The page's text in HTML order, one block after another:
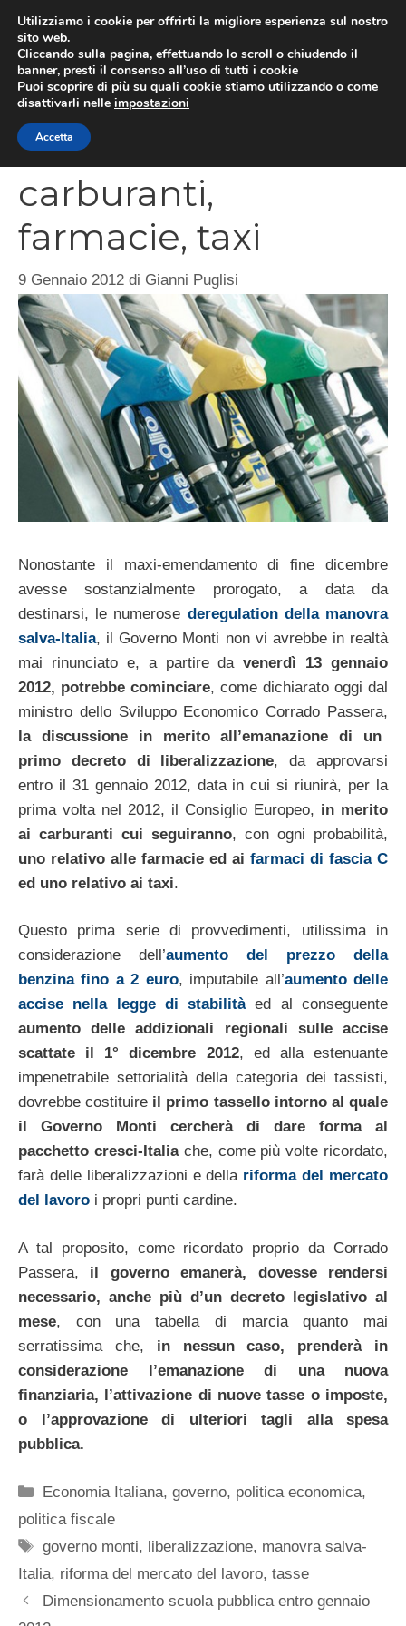
contenuto
Liberalizzazione
carburanti,
farmacie, taxi
9 Gennaio 2012 di Gianni Puglisi
Nonostante il maxi-emendamento di fine dicembre
avesse sostanzialmente prorogato, a data da
destinarsi, le numerose deregulation della manovra
salva-Italia, il Governo Monti non vi avrebbe in realtà
mai rinunciato e, a partire davenerdì 13 gennaio
2012, potrebbe cominciare, come dichiarato oggi dal
ministro dello Sviluppo Economico Corrado Passera,
la discussione in merito all’emanazione di un
primo decreto di liberalizzazione, da approvarsi
entro il 31 gennaio 2012, data in cui si riunirà, per la
prima volta nel 2012, il Consiglio Europeo, in merito
ai carburanti cui seguiranno, con ogni probabilità,
uno relativo alle farmacie ed ai farmaci di fascia C
ed uno relativo ai taxi.
Questo prima serie di provvedimenti, utilissima in
considerazione dell’aumento del prezzo della
benzina fino a 2 euro, imputabile all’aumento delle
accise nella legge di stabilità ed al conseguente
aumento delle addizionali regionali sulle accise
scattate il 1° dicembre 2012, ed alla estenuante
impenetrabile settorialità della categoria dei tassisti,
dovrebbe costituire il primo tassello intorno al quale
il Governo Monti cercherà di dare forma al
pacchetto cresci-Italiache, come più volte ricordato,
farà delle liberalizzazioni e della riforma del mercato
del lavoro i propri punti cardine.
A tal proposito, come ricordato proprio da Corrado
Passera, il governo emanerà, dovesse rendersi
necessario, anche più d’un decreto legislativo al
mese, con una tabella di marcia quanto mai
serratissima che, in nessun caso, prenderà in
considerazione l’emanazione di una nuova
finanziaria, l’attivazione di nuove tasse o imposte,
o l’approvazione di ulteriori tagli alla spesa
pubblica.
Categorie
Economia Italiana,governo, politica economica,
politica fiscale
Tag
governo monti, liberalizzazione, manovra salva-
Italia, riforma del mercato del lavoro, tasse
Dimensionamento scuola pubblica entro gennaio
Utilizziamo i cookie per offrirti la migliore esperienza sul nostro
sito web.
Cliccando sulla pagina, effettuando lo scroll o chiudendo il
banner, presti il consenso all’uso di tutti i cookie
Puoi scoprire di più su quali cookie stiamo utilizzando o come
disattivarli nelle impostazioni
Accetta